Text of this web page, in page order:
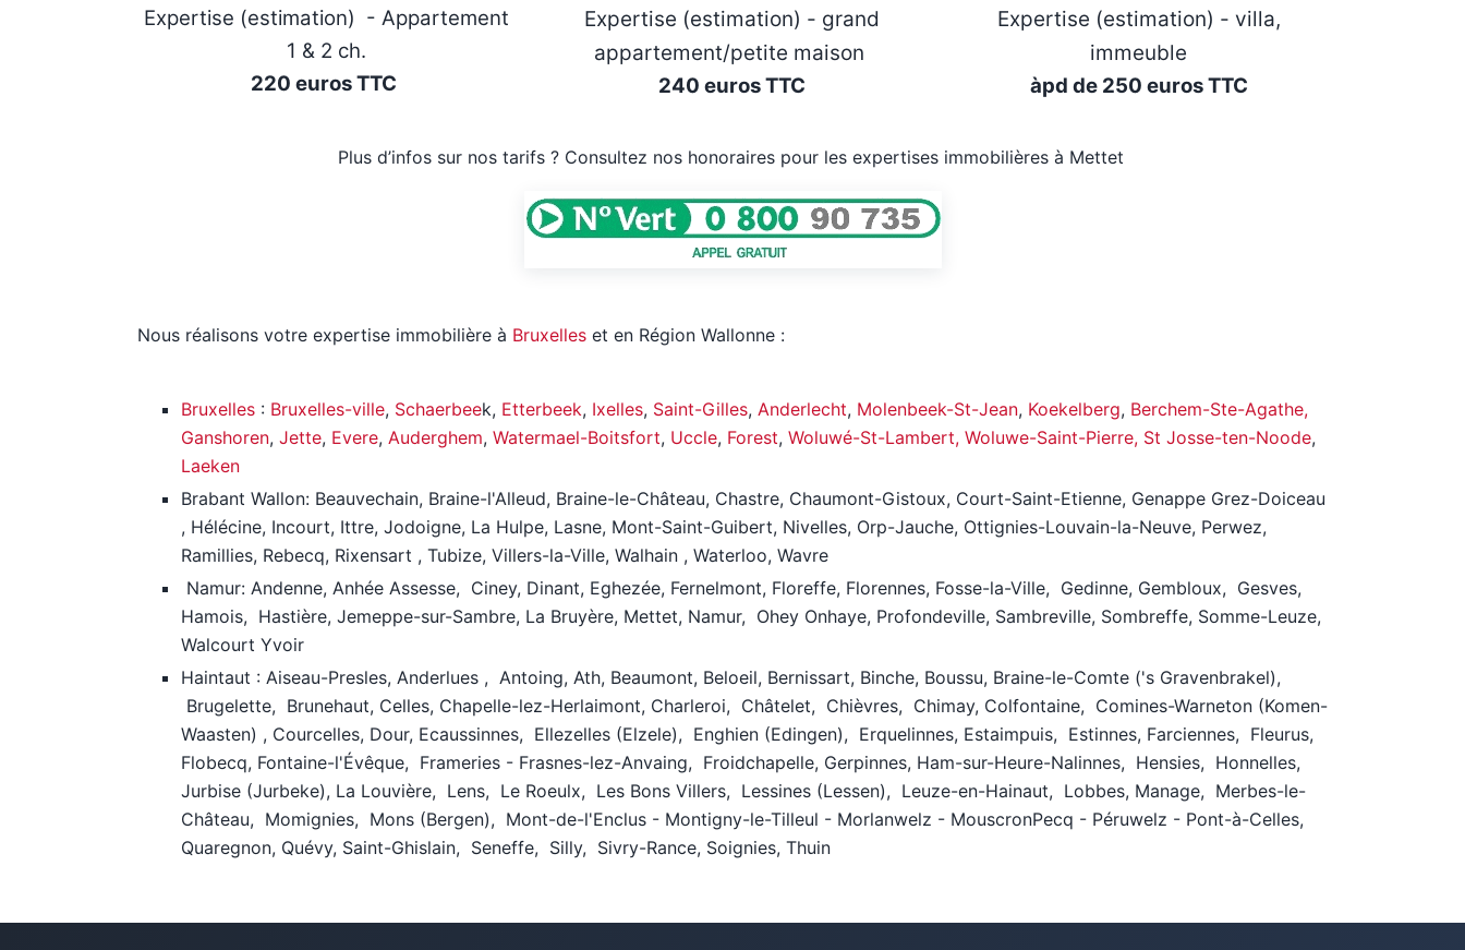
Expertise (estimation) - Appartement
1 & 2 ch.
220 euros TTC
Expertise (estimation) - grand
appartement/petite maison
240 euros TTC
Expertise (estimation) - villa,
immeuble
àpd de 250 euros TTC
Plus d’infos sur nos tarifs ? Consultez nos honoraires pour les expertises immobilières à Mettet
Nous réalisons votre expertise immobilière à Bruxelles et en Région Wallonne :
Bruxelles : Bruxelles-ville, Schaerbeek, Etterbeek, Ixelles, Saint-Gilles, Anderlecht, Molenbeek-St-Jean, Koekelberg, Berchem-Ste-Agathe,
Ganshoren, Jette, Evere, Auderghem, Watermael-Boitsfort, Uccle, Forest, Woluwé-St-Lambert, Woluwe-Saint-Pierre, St Josse-ten-Noode,
Laeken
Brabant Wallon: Beauvechain, Braine-l'Alleud, Braine-le-Château, Chastre, Chaumont-Gistoux, Court-Saint-Etienne, Genappe Grez-Doiceau
, Hélécine, Incourt, Ittre, Jodoigne, La Hulpe, Lasne, Mont-Saint-Guibert, Nivelles, Orp-Jauche, Ottignies-Louvain-la-Neuve, Perwez,
Ramillies, Rebecq, Rixensart , Tubize, Villers-la-Ville, Walhain , Waterloo, Wavre
Namur: Andenne, Anhée Assesse, Ciney, Dinant, Eghezée, Fernelmont, Floreffe, Florennes, Fosse-la-Ville, Gedinne, Gembloux, Gesves,
Hamois, Hastière, Jemeppe-sur-Sambre, La Bruyère, Mettet, Namur, Ohey Onhaye, Profondeville, Sambreville, Sombreffe, Somme-Leuze,
Walcourt Yvoir
Haintaut : Aiseau-Presles, Anderlues , Antoing, Ath, Beaumont, Beloeil, Bernissart, Binche, Boussu, Braine-le-Comte ('s Gravenbrakel),
Brugelette, Brunehaut, Celles, Chapelle-lez-Herlaimont, Charleroi, Châtelet, Chièvres, Chimay, Colfontaine, Comines-Warneton (Komen-
Waasten) , Courcelles, Dour, Ecaussinnes, Ellezelles (Elzele), Enghien (Edingen), Erquelinnes, Estaimpuis, Estinnes, Farciennes, Fleurus,
Flobecq, Fontaine-l'Évêque, Frameries - Frasnes-lez-Anvaing, Froidchapelle, Gerpinnes, Ham-sur-Heure-Nalinnes, Hensies, Honnelles,
Jurbise (Jurbeke), La Louvière, Lens, Le Roeulx, Les Bons Villers, Lessines (Lessen), Leuze-en-Hainaut, Lobbes, Manage, Merbes-le-
Château, Momignies, Mons (Bergen), Mont-de-l'Enclus - Montigny-le-Tilleul - Morlanwelz - MouscronPecq - Péruwelz - Pont-à-Celles,
Quaregnon, Quévy, Saint-Ghislain, Seneffe, Silly, Sivry-Rance, Soignies, Thuin